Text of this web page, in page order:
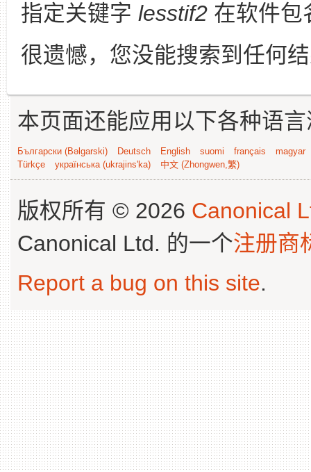
指定关键字 lesstif2 在软件包
很遗憾，您没能搜索到任何
本页面还能应用以下各种语
Български (Bəlgarski) Deutsch English suomi français
magyar
Türkçe
українська (ukrajins'ka) 中文 (Zhongwen,繁)
版权所有 © 2026 Canonical
Canonical Ltd. 的一个注册商
Report a bug on this site.